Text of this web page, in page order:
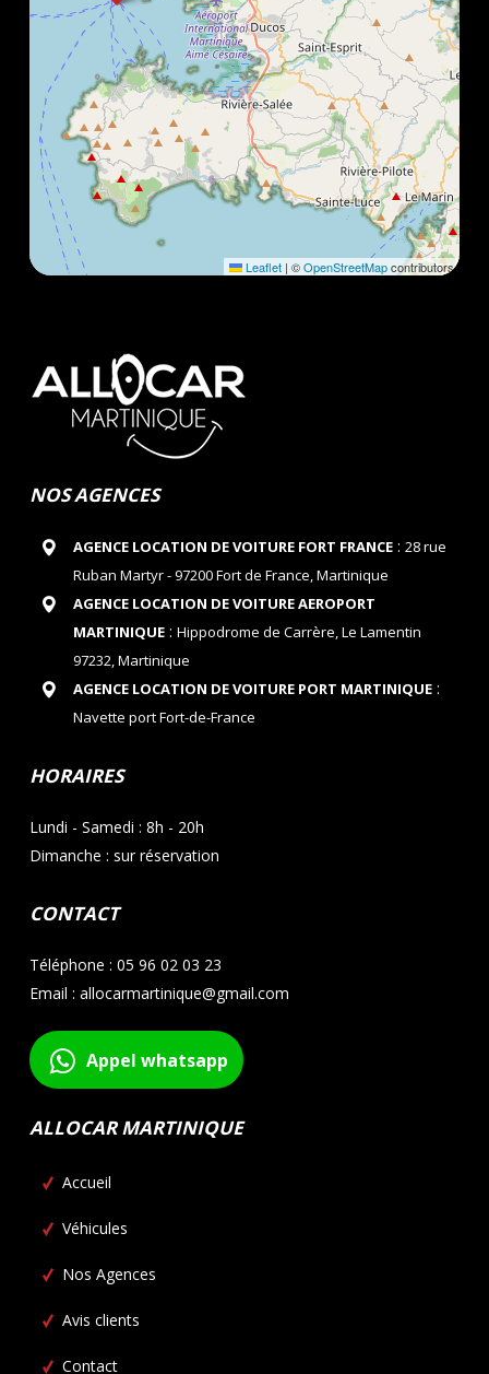
Leaflet | ©OpenStreetMapcontributors
NOS AGENCES
AGENCE LOCATION DE VOITURE FORT FRANCE: 28 rue
Ruban Martyr - 97200 Fort de France, Martinique
AGENCE LOCATION DE VOITURE AEROPORT
MARTINIQUE: Hippodrome de Carrère, Le Lamentin
97232, Martinique
AGENCE LOCATION DE VOITURE PORT MARTINIQUE:
Navette port Fort-de-France
HORAIRES
Lundi - Samedi : 8h - 20h
Dimanche : sur réservation
CONTACT
Téléphone : 05 96 02 03 23
Email : allocarmartinique@gmail.com
Appel whatsapp
ALLOCAR MARTINIQUE
Accueil
Véhicules
Nos Agences
Avis clients
Contact